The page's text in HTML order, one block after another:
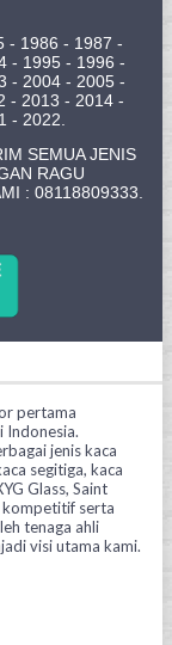
- 1986 - 1987 -
- 1995 - 1996 -
- 2004 - 2005 -
- 2013 - 2014 -
- 2022.
SEMUA JENIS
RAGU
: 08118809333.
pertama
Indonesia.
jenis kaca
segitiga, kaca
Glass, Saint
kompetitif serta
tenaga ahli
visi utama kami.